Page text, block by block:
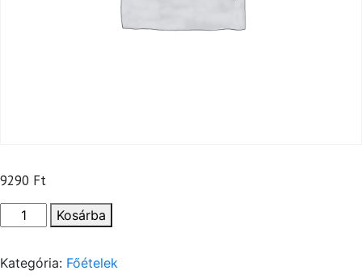
9290 Ft
Roston
libamáj
almakarika
Kosárba
Kategória: Főételek